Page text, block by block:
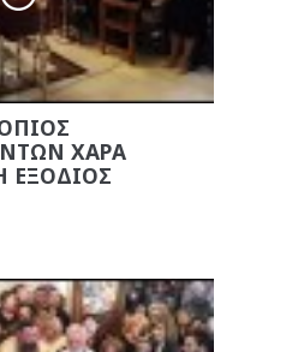
ΧΑΡΑ
ΕΞΟΔΙΟΣ